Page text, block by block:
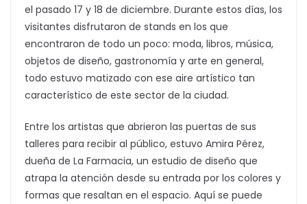
el pasado 17 y 18 de diciembre. Durante estos días, los
visitantes disfrutaron de stands en los que
encontraron de todo un poco: moda, libros, música,
objetos de diseño, gastronomía y arte en general,
todo estuvo matizado con ese aire artístico tan
característico de este sector de la ciudad.
Entre los artistas que abrieron las puertas de sus
talleres para recibir al público, estuvo Amira Pérez,
dueña de La Farmacia, un estudio de diseño que
atrapa la atención desde su entrada por los colores y
formas que resaltan en el espacio. Aquí se puede